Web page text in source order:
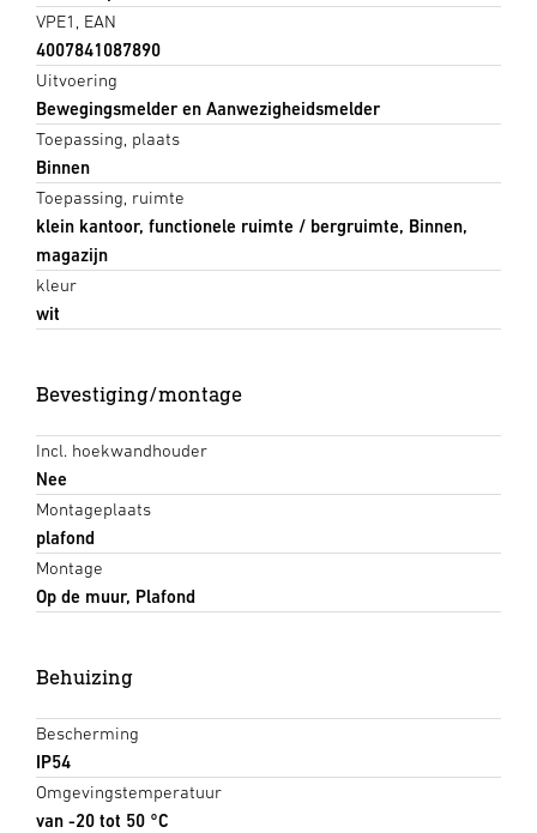
VPE1, EAN
4007841087890
Uitvoering
Bewegingsmelder en Aanwezigheidsmelder
Toepassing, plaats
Binnen
Toepassing, ruimte
klein kantoor, functionele ruimte / bergruimte, Binnen,
magazijn
kleur
wit
Bevestiging/montage
Incl. hoekwandhouder
Nee
Montageplaats
plafond
Montage
Op de muur, Plafond
Behuizing
Bescherming
IP54
Omgevingstemperatuur
van -20 tot 50 °C